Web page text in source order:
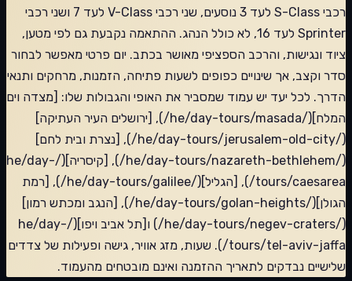
רכבי S-Class לעד 3 נוסעים, שני רכבי V-Class לעד 7 ושני רכבי
Sprinter לעד 16, לא כולל הנהג. ההתאמה נקבעת גם לפי מטען,
ציוד ונגישות, והרכב הספציפי מאושר בכתב. יום פרטי מאפשר לבחור
סדר וקצב, אך שינויים כפופים לשעות פתיחה, הזמנות, מרחקים ותנאי
הדרך. לכל יעד יש עמוד שמסביר את האופי והגבולות שלו: [מצדה וים
המלח](/he/day-tours/masada/), [ירושלים העיר העתיקה]
(/he/day-tours/jerusalem-old-city/), [נצרת ובית לחם]
(/he/day-tours/nazareth-bethlehem/), [קיסריה](/he/day-
tours/caesarea/), [הגליל](/he/day-tours/galilee/), [רמת
הגולן](/he/day-tours/golan-heights/), [הנגב ומכתש רמון]
(/he/day-tours/negev-craters/) ו[תל אביב ויפו](/he/day-
tours/tel-aviv-jaffa/). שעות, מזג אוויר, גישה ופעילות של צדדים
שלישיים נבדקים לתאריך ההזמנה ואינם מובטחים מהעמוד.